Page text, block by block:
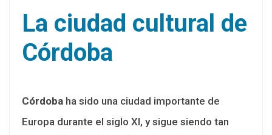
La ciudad cultural de
Córdoba
Córdoba ha sido una ciudad importante de
Europa durante el siglo XI, y sigue siendo tan